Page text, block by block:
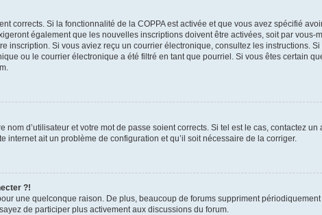
corrects. Si la fonctionnalité de la COPPA est activée et que vous avez spécifié
également que les nouvelles inscriptions doivent être activées, soit par vous-
inscription. Si vous aviez reçu un courrier électronique, consultez les instructions.
ou le courrier électronique a été filtré en tant que pourriel. Si vous êtes certain
d’utilisateur et votre mot de passe soient corrects. Si tel est le cas, contactez
ait un problème de configuration et qu’il soit nécessaire de la corriger.
?!
une quelconque raison. De plus, beaucoup de forums suppriment
de participer plus activement aux discussions du forum.